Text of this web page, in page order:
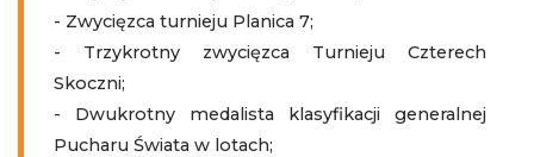
- Zwycięzca turnieju Planica 7;
- Trzykrotny zwycięzca Turnieju Czterech
Skoczni;
- Dwukrotny medalista klasyfikacji generalnej
Pucharu Świata w lotach;